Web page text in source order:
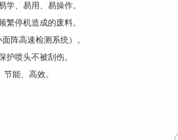
学、易用、易操作。
繁停机造成的废料。
阵高速检测系统）。
护喷头不被刮伤。
能、高效。